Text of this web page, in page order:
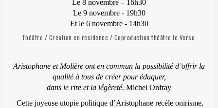
Le 8 novembre – 16h30
Le 9 novembre - 19h30
Et le 6 novembre - 14h30
Théâtre / Création en résidence / Coproduction théâtre le Verso
Aristophane et Molière ont en commun la possibilité d’offrir la
qualité à tous de créer pour éduquer,
dans le rire et la légèreté. Michel Onfray
Cette joyeuse utopie politique d’Aristophane recèle onirisme,